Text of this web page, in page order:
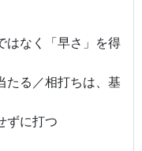
はなく「早さ」を得
たる／相打ちは、基
ずに打つ